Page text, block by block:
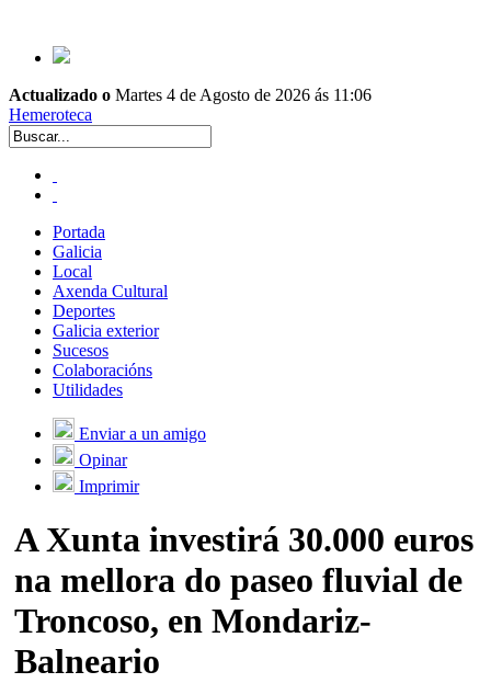
Actualizado o Martes 4 de Agosto de 2026 ás 11:06
Hemeroteca
Portada
Galicia
Local
Axenda Cultural
Deportes
Galicia exterior
Sucesos
Colaboracións
Utilidades
Enviar a un amigo
Opinar
Imprimir
A Xunta investirá 30.000 euros
na mellora do paseo fluvial de
Troncoso, en Mondariz-
Balneario